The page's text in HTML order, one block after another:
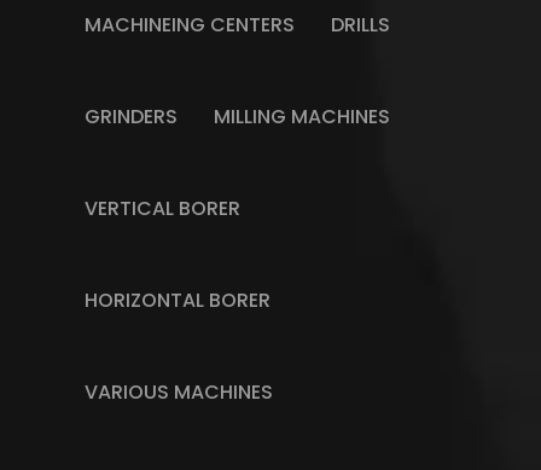
MACHINEING CENTERS DRILLS
GRINDERS MILLING MACHINES
VERTICAL BORER
HORIZONTAL BORER
VARIOUS MACHINES